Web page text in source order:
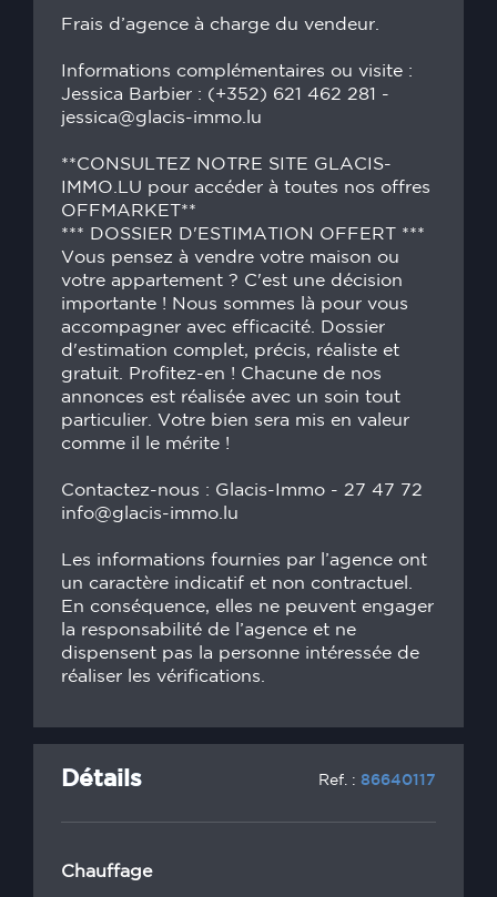
Frais d’agence à charge du vendeur.
Informations complémentaires ou visite :
Jessica Barbier : (+352) 621 462 281 -
jessica@glacis-immo.lu
**CONSULTEZ NOTRE SITE GLACIS-
IMMO.LU pour accéder à toutes nos offres
OFFMARKET**
*** DOSSIER D'ESTIMATION OFFERT ***
Vous pensez à vendre votre maison ou
votre appartement ? C'est une décision
importante ! Nous sommes là pour vous
accompagner avec efficacité. Dossier
d'estimation complet, précis, réaliste et
gratuit. Profitez-en ! Chacune de nos
annonces est réalisée avec un soin tout
particulier. Votre bien sera mis en valeur
comme il le mérite !
Contactez-nous : Glacis-Immo - 27 47 72
info@glacis-immo.lu
Les informations fournies par l’agence ont
un caractère indicatif et non contractuel.
En conséquence, elles ne peuvent engager
la responsabilité de l’agence et ne
dispensent pas la personne intéressée de
réaliser les vérifications.
Détails Ref. : 86640117
Chauffage